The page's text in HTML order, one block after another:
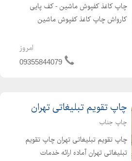
چاپ کاغذ کفپوش ماشین - کف پایی
کارواش چاپ کاغذ کفپوش ماشین
صورت می گیرد؛ زیرا این کاغذها علاوه بر
چاپ پذیری مناسب قابلیت جذب بالای
امروز
09355844079
چاپ تقویم تبلیغاتی تهران
چاپ جناب
چاپ تقویم تبلیغاتی تهران چاپ تقویم
تبلیغاتی تهران آماده ارائه خدمات